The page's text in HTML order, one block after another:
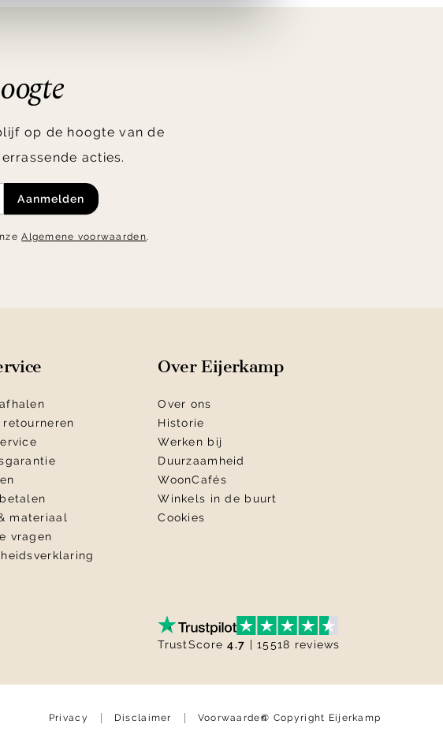
op de hoogte van de
acties.
Aanmelden
Algemene voorwaarden.
retourneren
materiaal
vragen
Over Eijerkamp
Over ons
Historie
Werken bij
Duurzaamheid
WoonCafés
Winkels in de buurt
Cookies
TrustScore4.7 | 15518 reviews
Privacy Disclaimer Voorwaarden© Copyright Eijerkamp